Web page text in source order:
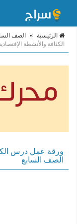
الرئيسية » الصف
الكثافة والأنشطة
ورقة عمل درس
الصف السابع